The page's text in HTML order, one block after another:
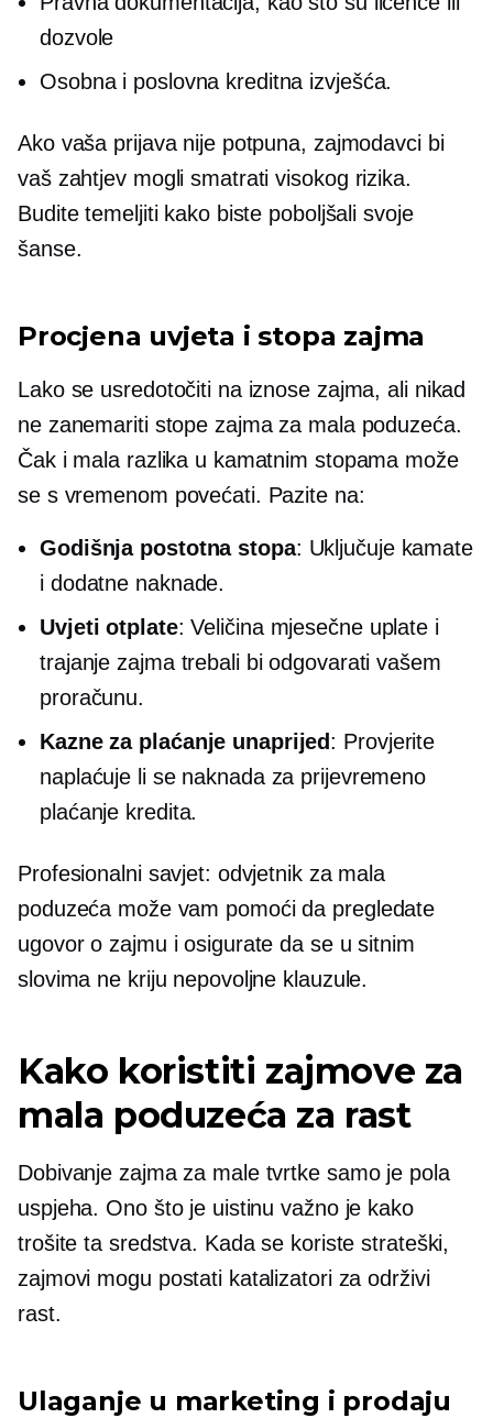
dozvole
Osobna i poslovna kreditna izvješća.
Ako vaša prijava nije potpuna, zajmodavci bi
vaš zahtjev mogli smatrativisokog rizika.
Budite temeljiti kako biste poboljšali svoje
šanse.
Procjena uvjeta i stopa zajma
Lako se usredotočiti na iznose zajma, ali nikad
ne zanemariti stope zajma za mala poduzeća.
Čak i mala razlika u kamatnim stopama može
se s vremenom povećati. Pazite na:
Godišnja postotna stopa: Uključuje kamate
i dodatne naknade.
Uvjeti otplate: Veličina mjesečne uplate i
trajanje zajma trebali bi odgovarati vašem
proračunu.
Kazne za plaćanje unaprijed: Provjerite
naplaćuje li se naknada za prijevremeno
plaćanje kredita.
Profesionalni savjet: odvjetnik za mala
poduzeća može vam pomoći da pregledate
ugovor o zajmu i osigurate da se u sitnim
slovima ne kriju nepovoljne klauzule.
Kako koristiti zajmove za
mala poduzeća za rast
Dobivanje zajma za male tvrtke samo je pola
uspjeha. Ono što je uistinu važno je kako
trošite ta sredstva. Kada se koriste strateški,
zajmovi mogu postati katalizatori za održivi
rast.
Ulaganje u marketing i prodaju